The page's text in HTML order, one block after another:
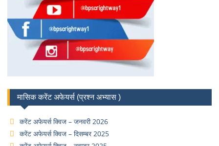
मासिक करेंट अफेयर्स (प्रश्न अभ्यास )
करेंट अफेयर्स क्विज – जनवरी 2026
करेंट अफेयर्स क्विज – दिसम्बर 2025